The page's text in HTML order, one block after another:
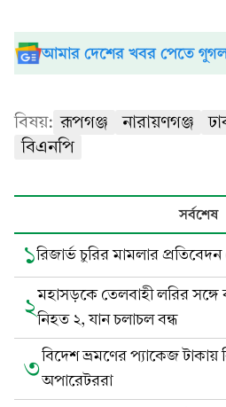
আমার দেশের খবর পেতে
বিষয়: রূপগঞ্জ নারায়ণগঞ্জ
বিএনপি
সর্বশেষ
১রিজার্ভ চুরির মামলার
২মহাসড়কে তেলবাহী লরির সঙ্গে
নিহত ২, যান চলাচল বন্ধ
৩বিদেশ ভ্রমণের প্যাকেজ
অপারেটররা